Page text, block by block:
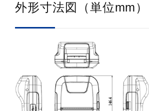
外形寸法図（単位mm）